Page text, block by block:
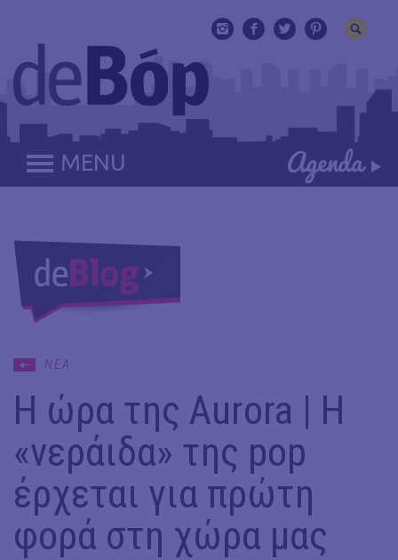
MENU
ΝΕΑ
Η ώρα της Aurora | H
«νεράιδα» της pop
έρχεται για πρώτη
φορά στη χώρα μας